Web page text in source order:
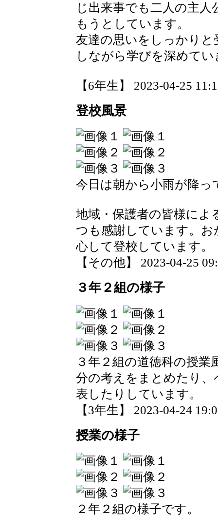
じ出来事でも二人の主
もうとしています。
友達の思いをしっかり
しながら学びを深めて
【6年生】 2023-04-25
登校風景
今日は朝から小雨が降っ
地域・保護者の皆様によ
つも感謝しています。
心して登校しています。
【その他】 2023-04-25
３年２組の様子
３年２組の道徳科の授
分の考えをまとめたり
表したりしています。
【3年生】 2023-04-24
授業の様子
２年２組の様子です。